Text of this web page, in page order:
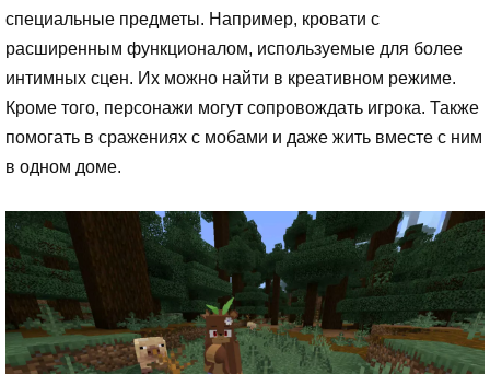
специальные предметы. Например, кровати с
расширенным функционалом, используемые для более
интимных сцен. Их можно найти в креативном режиме.
Кроме того, персонажи могут сопровождать игрока. Также
помогать в сражениях с мобами и даже жить вместе с ним
в одном доме.